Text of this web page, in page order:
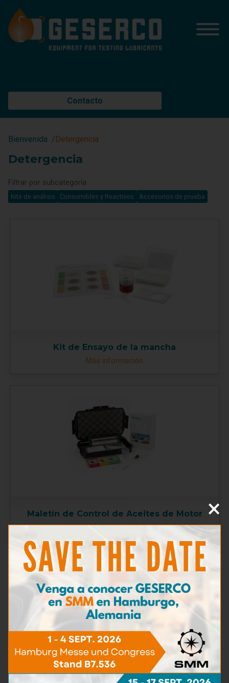
Contacto
Contenido de Agua
Viscosidad
BN - TBN
Contaminación con partículas (5)
Contenido de hierro
Materias carbonosas
Detergencia
Kits de análisis
Consumibles y Reactivos
Accesorios de prueba
Bienvenida Detergencia
Detergencia
Filtrar por subcategoría :
Kits de análisis Consumibles y Reactivos Accesorios de prueba
Kit de Ensayo de la mancha
Más información
Maletín de Control de Aceites de Motor
Más información
×